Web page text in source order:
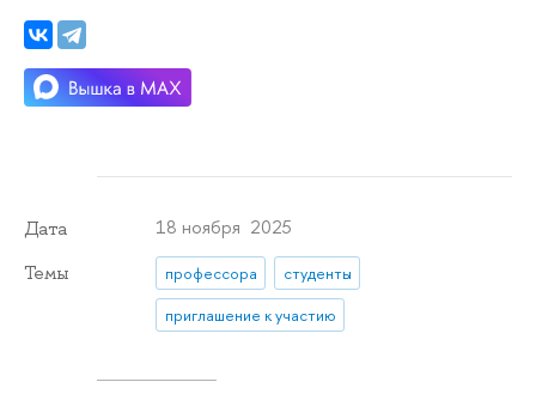
Дата 18 ноября 2025
Темы профессора
студенты
приглашение к участию